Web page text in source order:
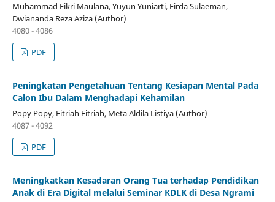
Muhammad Fikri Maulana, Yuyun Yuniarti, Firda Sulaeman,
Dwiananda Reza Aziza (Author)
4080 - 4086
PDF
Peningkatan Pengetahuan Tentang Kesiapan Mental Pada
Calon Ibu Dalam Menghadapi Kehamilan
Popy Popy, Fitriah Fitriah, Meta Aldila Listiya (Author)
4087 - 4092
PDF
Meningkatkan Kesadaran Orang Tua terhadap Pendidikan
Anak di Era Digital melalui Seminar KDLK di Desa Ngrami